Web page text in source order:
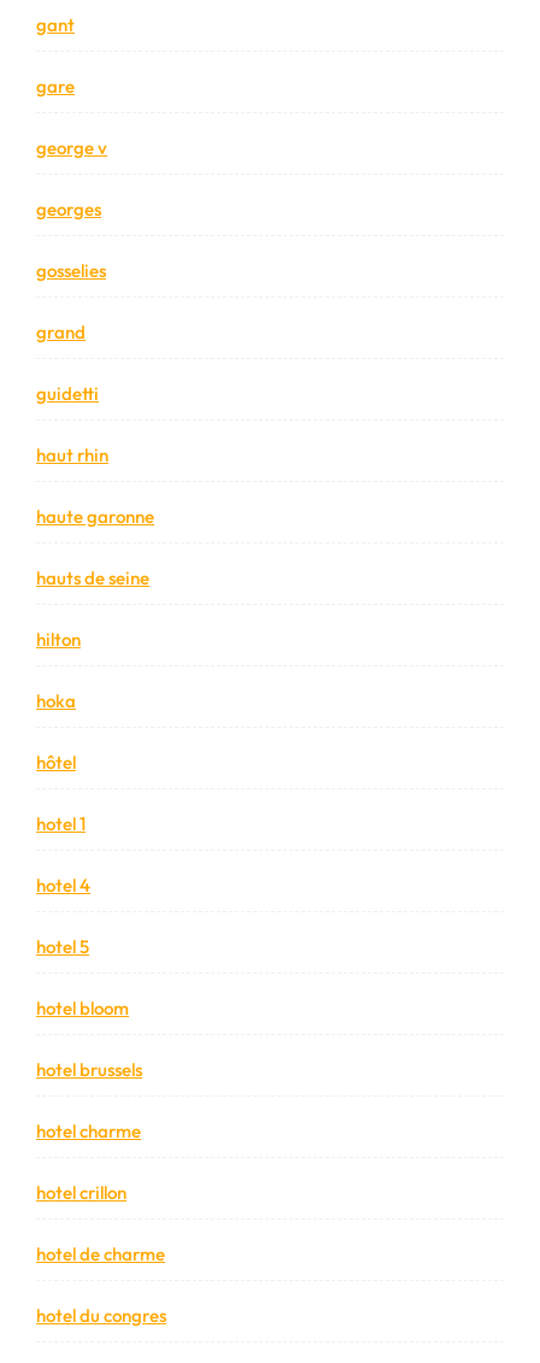
gant
gare
george v
georges
gosselies
grand
guidetti
haut rhin
haute garonne
hauts de seine
hilton
hoka
hôtel
hotel 1
hotel 4
hotel 5
hotel bloom
hotel brussels
hotel charme
hotel crillon
hotel de charme
hotel du congres